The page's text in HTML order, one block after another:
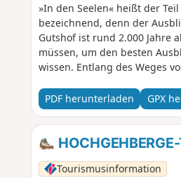
»In den Seelen« heißt der
bezeichnend, denn der
Gutshof ist rund 2.000 Jahre
müssen, um den besten
wissen. Entlang des Weges
Rechter Hand liegt eine
Variationen tummeln und
Streuobstwiesen zum
»Ruh dich aus, schau
man sich manchmal auch
PDF herunterladen GPX
Tourismusinformation